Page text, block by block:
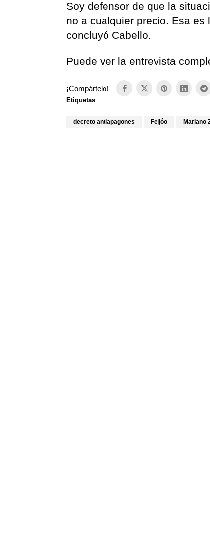
Soy defensor de que la
no a cualquier precio. Esa es
concluyó Cabello.
Puede ver la entrevista
¡Compártelo!
Etiquetas
decreto antiapagones Feijóo Mariano